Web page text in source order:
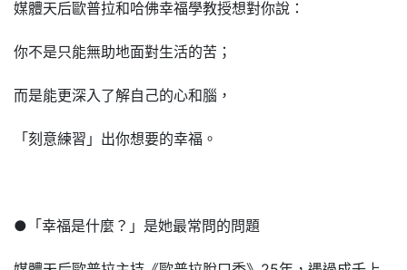
媒體天后歐普拉和哈佛幸福學教授想對你說：
你不是只能無助地面對生活的苦；
而是能更深入了解自己的心和腦，
「刻意練習」出你想要的幸福。
●「幸福是什麼？」是她最常問的問題